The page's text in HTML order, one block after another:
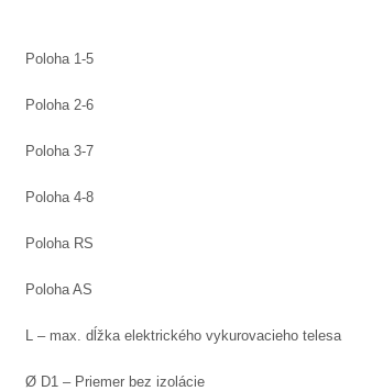
Poloha 1-5
Poloha 2-6
Poloha 3-7
Poloha 4-8
Poloha RS
Poloha AS
L – max. dĺžka elektrického vykurovacieho telesa
Ø D1 – Priemer bez izolácie